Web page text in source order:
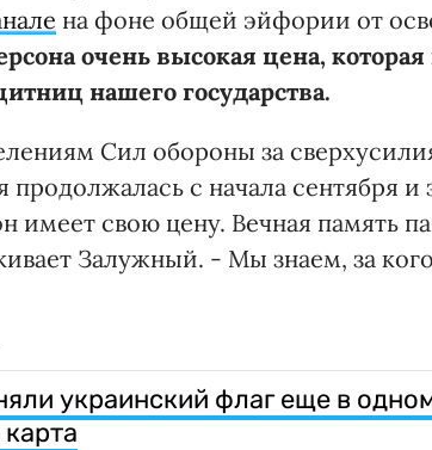
на фоне общей эйфории от
очень высокая цена,
нашего государства.
Сил обороны за
продолжалась с начала сентября
имеет свою цену. Вечная память
Залужный. - Мы знаем, за
украинский флаг еще в